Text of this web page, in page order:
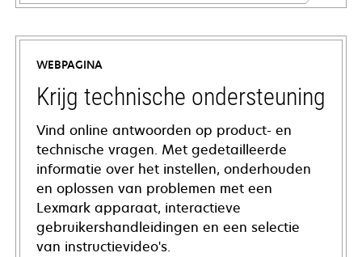
WEBPAGINA
Krijg technische ondersteuning
Vind online antwoorden op product- en
technische vragen. Met gedetailleerde
informatie over het instellen, onderhouden
en oplossen van problemen met een
Lexmark apparaat, interactieve
gebruikershandleidingen en een selectie
van instructievideo's.